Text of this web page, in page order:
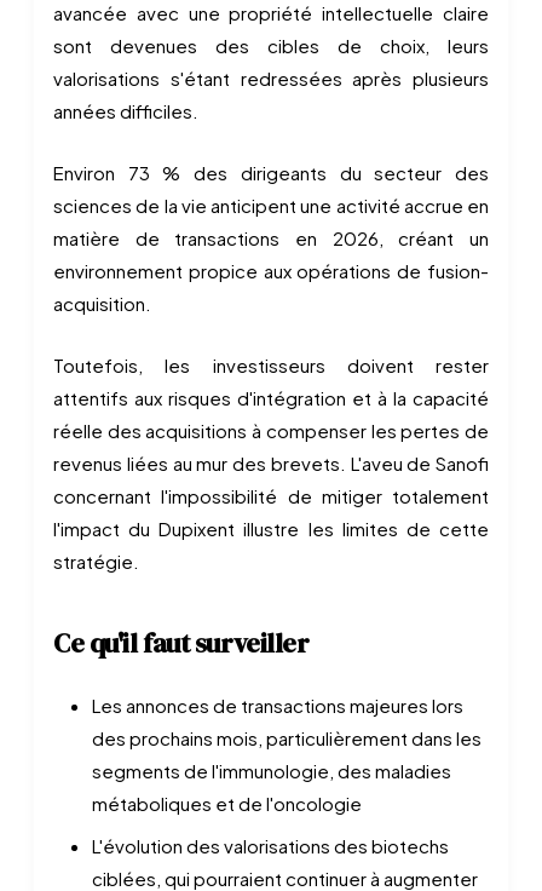
avancée avec une propriété intellectuelle claire
sont devenues des cibles de choix, leurs
valorisations s'étant redressées après plusieurs
années difficiles.
Environ 73 % des dirigeants du secteur des
sciences de la vie anticipent une activité accrue en
matière de transactions en 2026, créant un
environnement propice aux opérations de fusion-
acquisition.
Toutefois, les investisseurs doivent rester
attentifs aux risques d'intégration et à la capacité
réelle des acquisitions à compenser les pertes de
revenus liées au mur des brevets. L'aveu de Sanofi
concernant l'impossibilité de mitiger totalement
l'impact du Dupixent illustre les limites de cette
stratégie.
Ce qu'il faut surveiller
Les annonces de transactions majeures lors
des prochains mois, particulièrement dans les
segments de l'immunologie, des maladies
métaboliques et de l'oncologie
L'évolution des valorisations des biotechs
ciblées, qui pourraient continuer à augmenter